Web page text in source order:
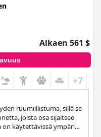
Alkaen 561 $
+7
ruumiillistuma, sillä se
joista osa sijaitsee
on käytettävissä ympäri